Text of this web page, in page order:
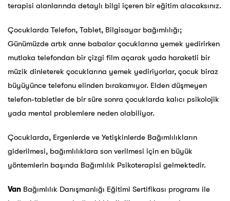
terapisi alanlarında detaylı bilgi içeren bir eğitim alacaksınız.
Çocuklarda Telefon, Tablet, Bilgisayar bağımlılığı;
Günümüzde artık anne babalar çocuklarına yemek yedirirken
mutlaka telefondan bir çizgi film açarak yada haraketli bir
müzik dinleterek çocuklarına yemek yediriyorlar, çocuk biraz
büyüyünce telefonu elinden bırakamıyor. Elden düşmeyen
telefon-tabletler de bir süre sonra çocuklarda kalıcı psikolojik
yada mental problemlere neden olabiliyor.
Çocuklarda, Ergenlerde ve Yetişkinlerde Bağımlılıkların
giderilmesi, bağımlılıklara son verilmesi için en büyük
yöntemlerin başında Bağımlılık Psikoterapisi gelmektedir.
Van Bağımlılık Danışmanlığı Eğitimi Sertifikası programı ile